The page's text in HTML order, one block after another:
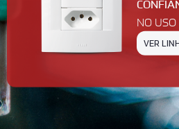
REVENDA
SUA LOJA!
Seja um Lojista!Clique
NO USO
VER